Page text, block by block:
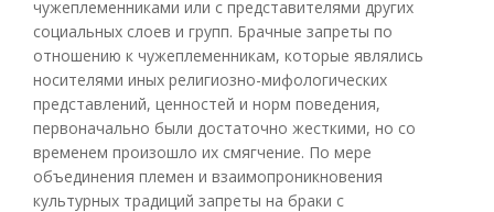
чужеплеменниками или с представителями других
социальных слоев и групп. Брачные запреты по
отношению к чужеплеменникам, которые являлись
носителями иных религиозно-мифологических
представлений, ценностей и норм поведения,
первоначально были достаточно жесткими, но со
временем произошло их смягчение. По мере
объединения племен и взаимопроникновения
культурных традиций запреты на браки с